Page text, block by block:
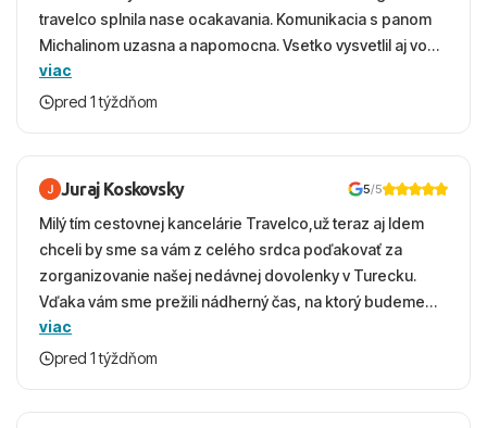
travelco splnila nase ocakavania. Komunikacia s panom
Michalinom uzasna a napomocna. Vsetko vysvetlil aj vo
vecernych hodinach zaco sa ospravedlnujem. Hotel
krasny, cisty. Sluzby top. Strava, prostredie, more,
viac
pred 1 týždňom
Juraj Koskovsky 5/5
Milý tím cestovnej kancelárie Travelco,už teraz aj Idem
chceli by sme sa vám z celého srdca poďakovať za
zorganizovanie našej nedávnej dovolenky v Turecku.
Vďaka vám sme prežili nádherný čas, na ktorý budeme
ešte dlho s úsmevom spomínať. ​Všetko prebehlo
absolútne hladko – od prvotného výberu zájazdu, cez
viac
pred 1 týždňom